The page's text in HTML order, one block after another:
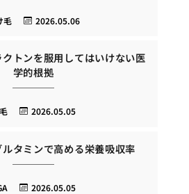
2026.05.06
毛
トンを服用してはいけない医
学的根拠
2026.05.05
タミンで高める栄養吸収率
2026.05.05